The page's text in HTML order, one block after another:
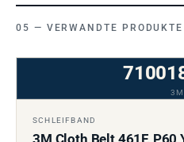
VERWANDTE PRODUKTE
3M
SCHLEIFBAND